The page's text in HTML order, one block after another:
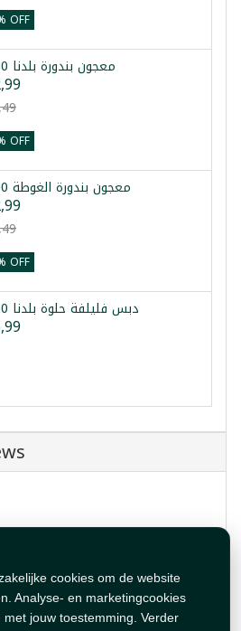
cookies om de website
Analyse- en marketingcookies
jouw toestemming. Verder
OFF
معجون بندورة بلدنا 800غ
OFF
معجون بندورة الغوطة 800غ
OFF
دبس فليلفة حلوة بلدنا 550غ